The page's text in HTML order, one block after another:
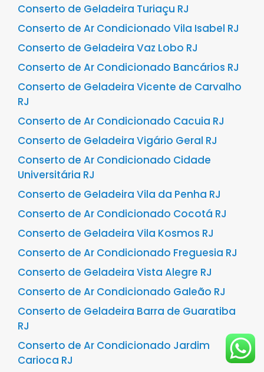
Conserto de Geladeira Turiaçu RJ
Conserto de Ar Condicionado Vila Isabel RJ
Conserto de Geladeira Vaz Lobo RJ
Conserto de Ar Condicionado Bancários RJ
Conserto de Geladeira Vicente de Carvalho
RJ
Conserto de Ar Condicionado Cacuia RJ
Conserto de Geladeira Vigário Geral RJ
Conserto de Ar Condicionado Cidade
Universitária RJ
Conserto de Geladeira Vila da Penha RJ
Conserto de Ar Condicionado Cocotá RJ
Conserto de Geladeira Vila Kosmos RJ
Conserto de Ar Condicionado Freguesia RJ
Conserto de Geladeira Vista Alegre RJ
Conserto de Ar Condicionado Galeão RJ
Conserto de Geladeira Barra de Guaratiba
RJ
Conserto de Ar Condicionado Jardim
Carioca RJ